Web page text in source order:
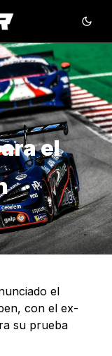
el
el
con el ex-
su prueba